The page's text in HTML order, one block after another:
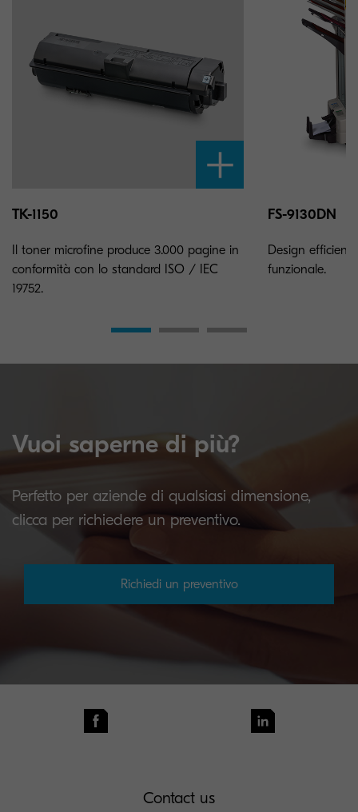
TK-1150
Il toner microfine produce 3.000 pagine in
conformità con lo standard ISO / IEC
19752.
FS-9130DN
Design
funzionale.
Vuoi saperne di più?
Perfetto per aziende di qualsiasi dimensione,
clicca per richiedere un preventivo.
Richiedi un preventivo
Contact us